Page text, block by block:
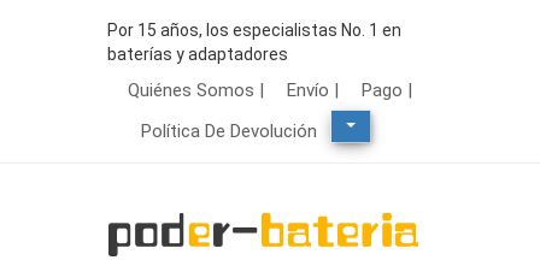
Por 15 años, los especialistas No. 1 en
baterías y adaptadores
Quiénes Somos | Envío |
Pago |
Política De Devolución